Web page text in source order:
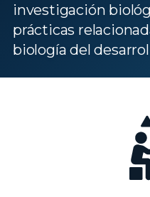
investigación
prácticas
biología del